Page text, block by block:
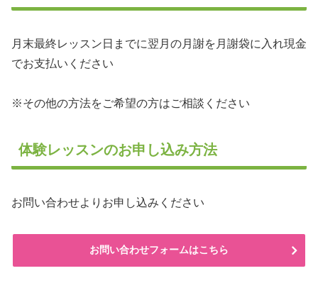
月末最終レッスン日までに翌月の月謝を月謝袋に入れ現金
でお支払いください
※その他の方法をご希望の方はご相談ください
体験レッスンのお申し込み方法
お問い合わせよりお申し込みください
お問い合わせフォームはこちら